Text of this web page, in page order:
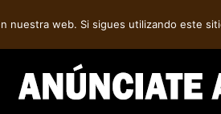
nuestra web. Si sigues utilizando este